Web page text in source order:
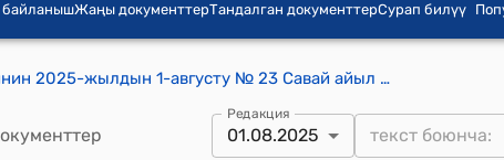
байланышЖаңы документтерТандалган документтерСурап билүү
Савай айылдык округунун кеңешинин 2025-жылдын 1-августу № 23 Савай айыл өкмөтүнүн 2025-жылдын 1-августундагы Савай айыл өкмөтүнө “Мамлекеттик лизинг компаниясы”ААК аркылуу лизинг жолу менен “Шевроле Теккер” автоунаасын алуу жөнүндө №01-13/1660 каты жөнүндө токтому
Редакция
01.08.2025